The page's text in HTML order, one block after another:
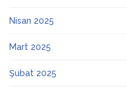
Nisan 2025
Mart 2025
Şubat 2025